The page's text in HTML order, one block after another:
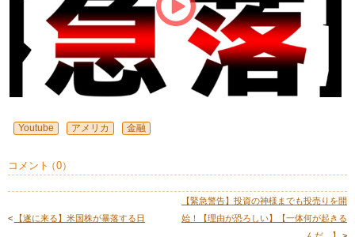
Youtube アメリカ 金融
コメント（0）
< 【遂に来る】米国株が暴落する日
【緊急警告】投資の神様までも投売りを開
始！【理由が恐ろしい】【一体何が起きる